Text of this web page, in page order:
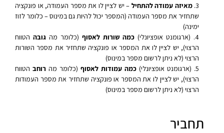
מאיזה עמודה להתחיל – יש לציין לו את מספר העמודה, או פונקציה
שתחזיר את מספר העמודה (המספר יכול להיות גם במינוס – כלומר לזוז
ימינה)
(ארגומנט אופציונלי) כמה שורות לאסוף (כלומר מה גובה הטווח
הרצוי), יש לציין לו את המספר או פונקציה שתחזיר את מספר השורות
הרצוי (לא ניתן לרשום מספר במינוס)
(ארגומנט אופציונלי) כמה עמודות לאסוף (כלומר מה רוחב הטווח
הרצוי), יש לציין לו את המספר או פונקציה שתחזיר את מספר העמודות
הרצוי (לא ניתן לרשום מספר במינוס)
תחביר